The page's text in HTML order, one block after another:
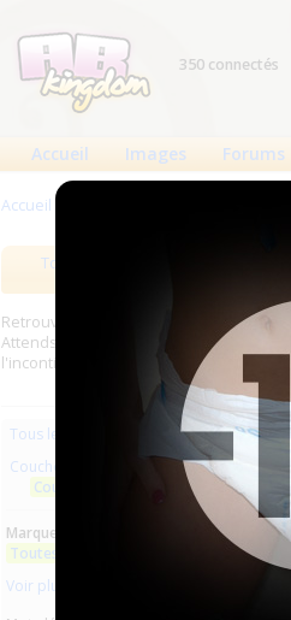
350 connectés
Accueil Images Forums
Accueil
Tous les produits
Retrouverez sur cette page les
Attends, Bambino...) et les meilleurs
l'incontinence.
Tous les produits
Couches lavables
Couches droites et inserts
Marques :
Toutes les marques
Voir plus
Les